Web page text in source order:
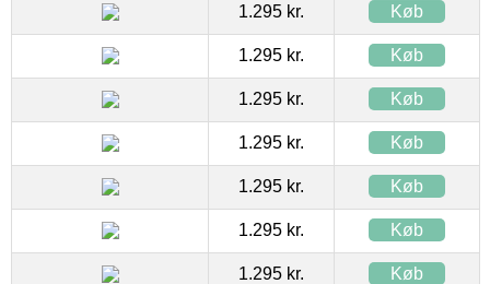
1.295 kr. Køb
1.295 kr. Køb
1.295 kr. Køb
1.295 kr. Køb
1.295 kr. Køb
1.295 kr. Køb
1.295 kr. Køb